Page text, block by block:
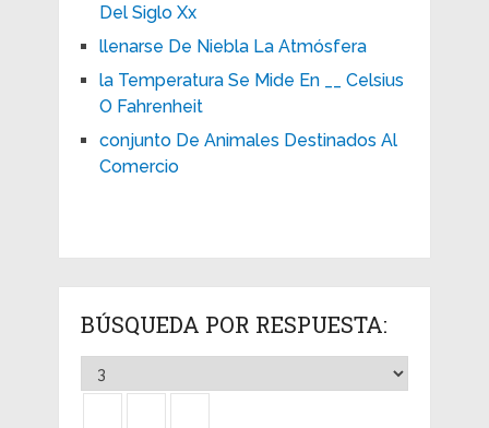
Del Siglo Xx
llenarse De Niebla La Atmósfera
la Temperatura Se Mide En __ Celsius
O Fahrenheit
conjunto De Animales Destinados Al
Comercio
BÚSQUEDA POR RESPUESTA: